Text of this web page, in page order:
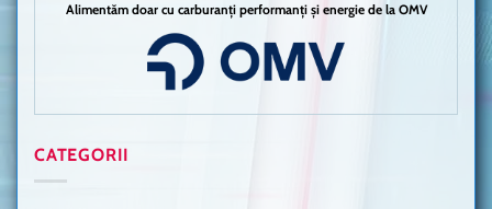
Alimentăm doar cu carburanți performanți și energie de la OMV
CATEGORII